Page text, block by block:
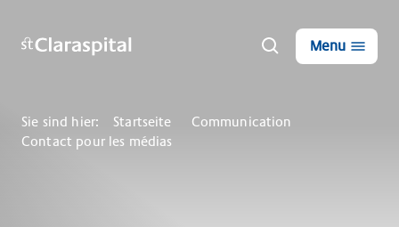
Menu
Sie sind hier: Startseite
Communication
Contact pour les médias